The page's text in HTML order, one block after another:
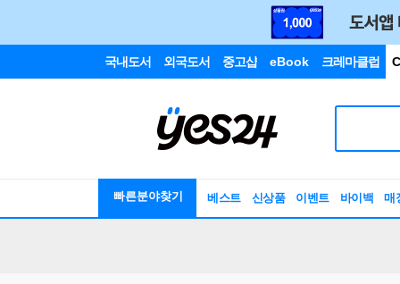
국내도서 외국도서 중고샵 eBook 크레마클럽
빠른분야찾기 베스트 신상품 이벤트 바이백 매